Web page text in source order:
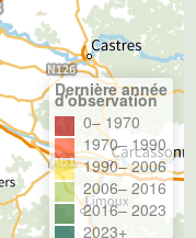
Dernière année
d'observation
0– 1970
1970– 1990
1990– 2006
2006– 2016
2016– 2023
2023+